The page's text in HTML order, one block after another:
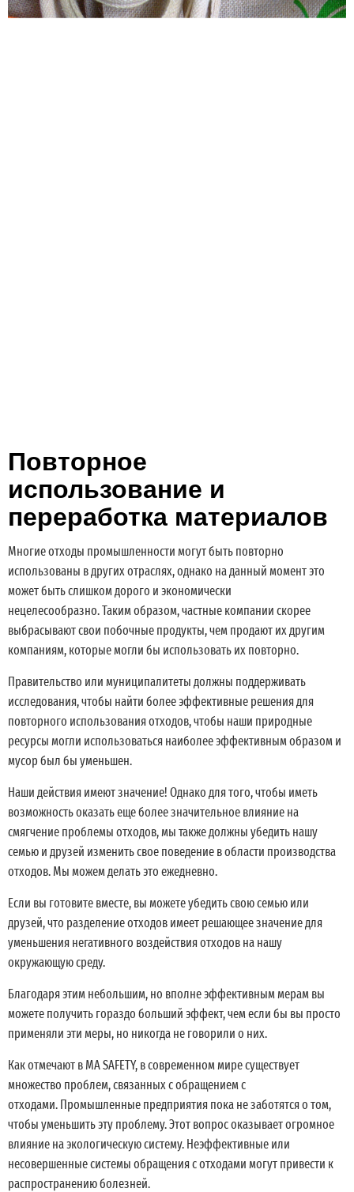
Повторное
использование и
переработка материалов
Многие отходы промышленности могут быть повторно
использованы в других отраслях, однако на данный момент это
может быть слишком дорого и экономически
нецелесообразно. Таким образом, частные компании скорее
выбрасывают свои побочные продукты, чем продают их другим
компаниям, которые могли бы использовать их повторно.
Правительство или муниципалитеты должны поддерживать
исследования, чтобы найти более эффективные решения для
повторного использования отходов, чтобы наши природные
ресурсы могли использоваться наиболее эффективным образом и
мусор был бы уменьшен.
Наши действия имеют значение! Однако для того, чтобы иметь
возможность оказать еще более значительное влияние на
смягчение проблемы отходов, мы также должны убедить нашу
семью и друзей изменить свое поведение в области производства
отходов. Мы можем делать это ежедневно.
Если вы готовите вместе, вы можете убедить свою семью или
друзей, что разделение отходов имеет решающее значение для
уменьшения негативного воздействия отходов на нашу
окружающую среду.
Благодаря этим небольшим, но вполне эффективным мерам вы
можете получить гораздо больший эффект, чем если бы вы просто
применяли эти меры, но никогда не говорили о них.
Как отмечают в MA SAFETY, в современном мире существует
множество проблем, связанных с обращением с
отходами. Промышленные предприятия пока не заботятся о том,
чтобы уменьшить эту проблему. Этот вопрос оказывает огромное
влияние на экологическую систему. Неэффективные или
несовершенные системы обращения с отходами могут привести к
распространению болезней.